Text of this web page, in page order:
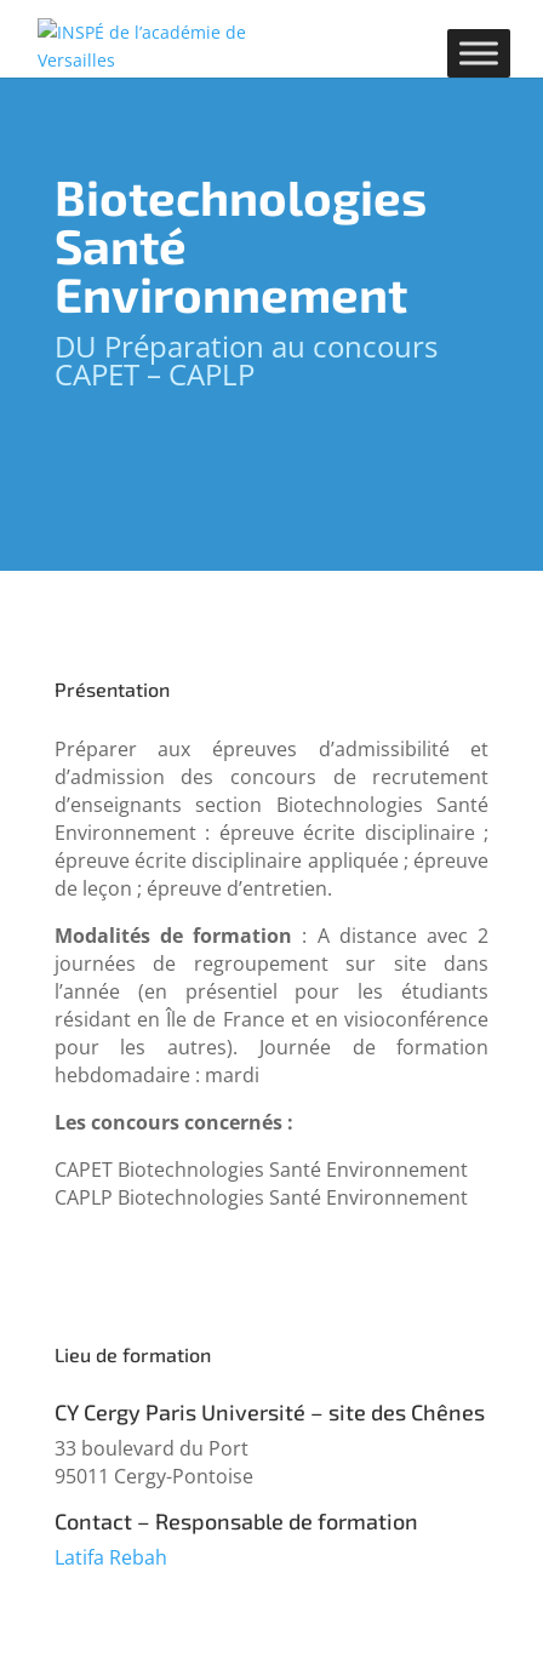
Biotechnologies
Santé
Environnement
DU Préparation au concours
CAPET – CAPLP
Présentation
Préparer aux épreuves d’admissibilité et
d’admission des concours de recrutement
d’enseignants section Biotechnologies Santé
Environnement : épreuve écrite disciplinaire ;
épreuve écrite disciplinaire appliquée ; épreuve
de leçon ; épreuve d’entretien.
Modalités de formation : A distance avec 2
journées de regroupement sur site dans
l’année (en présentiel pour les étudiants
résidant en Île de France et en visioconférence
pour les autres). Journée de formation
hebdomadaire : mardi
Les concours concernés :
CAPET Biotechnologies Santé Environnement
CAPLP Biotechnologies Santé Environnement
Lieu de formation
CY Cergy Paris Université – site des Chênes
33 boulevard du Port
95011 Cergy-Pontoise
Contact – Responsable de formation
Latifa Rebah